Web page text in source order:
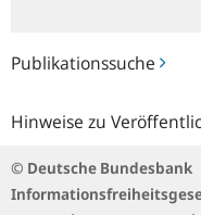
Publikationssuche
Hinweise zu
zu
© Deutsche Bundesbank